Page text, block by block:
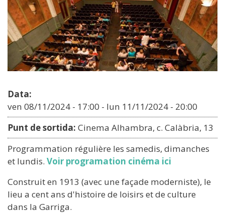
Data:
ven 08/11/2024 - 17:00 - lun 11/11/2024 - 20:00
Punt de sortida: Cinema Alhambra, c. Calàbria, 13
Programmation régulière les samedis, dimanches
et lundis. Voir programation cinéma ici
Construit en 1913 (avec une façade moderniste), le
lieu a cent ans d'histoire de loisirs et de culture
dans la Garriga.